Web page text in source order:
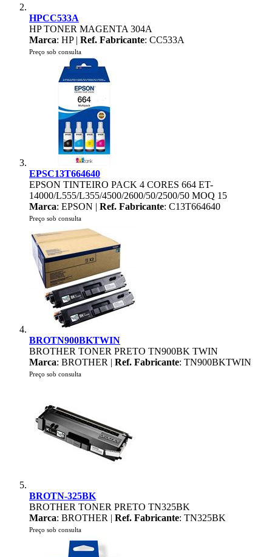
HPCC533A
HP TONER MAGENTA 304A
Marca: HP | Ref. Fabricante: CC533A
Preço sob consulta
EPSC13T664640
EPSON TINTEIRO PACK 4 CORES 664 ET-
14000/L555/L355/4500/2600/50/2500/50 MOQ 15
Marca: EPSON | Ref. Fabricante: C13T664640
Preço sob consulta
BROTN900BKTWIN
BROTHER TONER PRETO TN900BK TWIN
Marca: BROTHER | Ref. Fabricante: TN900BKTWIN
Preço sob consulta
BROTN-325BK
BROTHER TONER PRETO TN325BK
Marca: BROTHER | Ref. Fabricante: TN325BK
Preço sob consulta